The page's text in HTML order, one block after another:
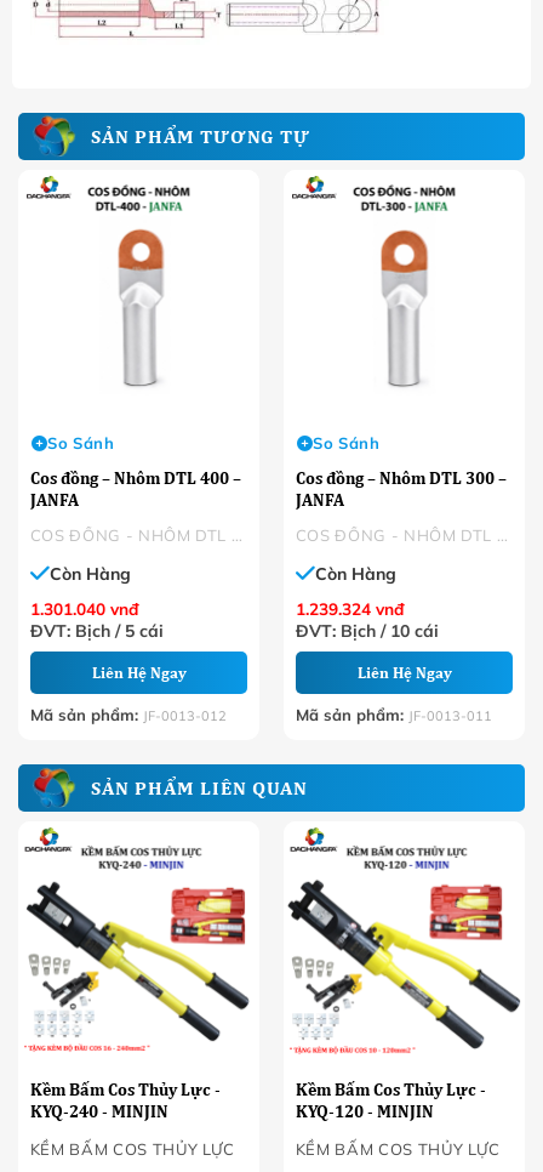
SẢN PHẨM TƯƠNG TỰ
COS ĐỒNG - NHÔM DTL - JANFA
Cos đồng – Nhôm DTL 400 –
JANFA
So Sánh
Còn Hàng
1.301.040 vnđ
ĐVT: Bịch / 5 cái
Liên Hệ Ngay
Mã sản phẩm: JF-0013-012
COS ĐỒNG - NHÔM DTL - JANFA
Cos đồng – Nhôm DTL 300 –
JANFA
So Sánh
Còn Hàng
1.239.324 vnđ
ĐVT: Bịch / 10 cái
Liên Hệ Ngay
Mã sản phẩm: JF-0013-011
SẢN PHẨM LIÊN QUAN
KỀM BẤM COS THỦY LỰC
Kềm Bấm Cos Thủy Lực -
KYQ-240 - MINJIN
KỀM BẤM COS THỦY LỰC
Kềm Bấm Cos Thủy Lực -
KYQ-120 - MINJIN